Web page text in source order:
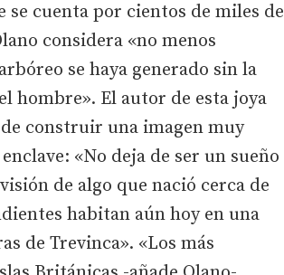
se cuenta por cientos de miles de
considera «no menos
se haya generado sin la
hombre». El autor de esta joya
construir una imagen muy
«No deja de ser un sueño
de algo que nació cerca de
habitan aún hoy en una
de Trevinca». «Los más